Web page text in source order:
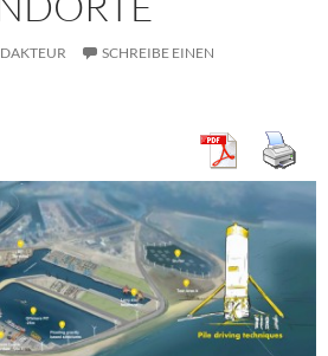
SCHREIBE EINEN